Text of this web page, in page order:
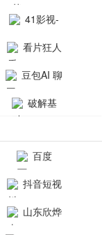
画-官网
动漫综合
41影视-
聚合最近好
看的电视剧
最新电影网
站-41影视为
成全短剧电
视剧、电视
剧大全、好
看的电视
剧、最新的
看片狂人
- 高清视频资
源免费在线
观看
豆包AI 聊
天智能对话
网页版入口
破解基
整合当前互
联网最新最
全最优质的
软件免费下
载、资源免
百度
抖音短视
频
山东欣烨
化工有限公